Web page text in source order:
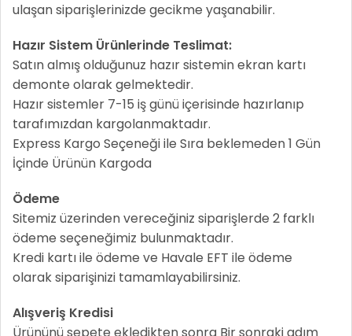
ulaşan siparişlerinizde gecikme yaşanabilir.
Hazır Sistem Ürünlerinde Teslimat:
Satın almış olduğunuz hazır sistemin ekran kartı
demonte olarak gelmektedir.
Hazır sistemler 7-15 iş günü içerisinde hazırlanıp
tarafımızdan kargolanmaktadır.
Express Kargo Seçeneği ile Sıra beklemeden 1 Gün
İçinde Ürünün Kargoda
Ödeme
Sitemiz üzerinden vereceğiniz siparişlerde 2 farklı
ödeme seçeneğimiz bulunmaktadır.
Kredi kartı ile ödeme ve Havale EFT ile ödeme
olarak siparişinizi tamamlayabilirsiniz.
Alışveriş Kredisi